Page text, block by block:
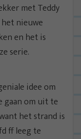
met Teddy
nieuwe
en het is
serie.
idee om
gaan om uit te
het strand is
ff leeg te